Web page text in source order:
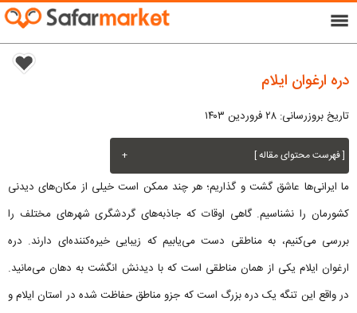
menu
دره ارغوان ایلام
تاریخ بروزرسانی: ۲۸ فروردین ۱۴۰۳
[ فهرست محتوای مقاله ] +
ما ایرانی‌ها عاشق گشت و گذاریم؛ هر چند ممکن است خیلی از مکان‌های دیدنی
کشورمان را نشناسیم. گاهی اوقات که جاذبه‌های گردشگری شهرهای مختلف را
بررسی می‌کنیم، به مناطقی دست می‌یابیم که زیبایی خیره‌کننده‌ای دارند. دره
ارغوان ایلام یکی از همان مناطقی است که با دیدنش انگشت به دهان می‌مانید.
در واقع این تنگه یک دره بزرگ است که جزو مناطق حفاظت شده در استان ایلام و